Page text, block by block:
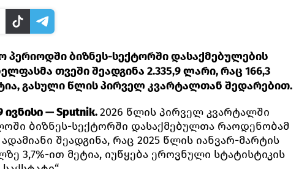
პერიოდში ბიზნეს-სექტორში დასაქმებულების
თვეში შეადგინა 2.335,9 ლარი, რაც 166,3
გასული წლის პირველ კვარტალთან შედარებით.
— Sputnik.2026 წლის პირველ კვარტალში
ბიზნეს-სექტორში დასაქმებულთა რაოდენობამ
ადამიანი შეადგინა, რაც 2025 წლის იანვარ-მარტის
3,7%-ით მეტია, იუწყება ეროვნული სტატისტიკის